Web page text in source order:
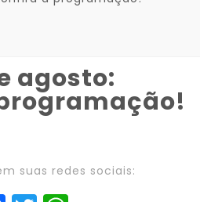
agosto:
suas redes sociais: